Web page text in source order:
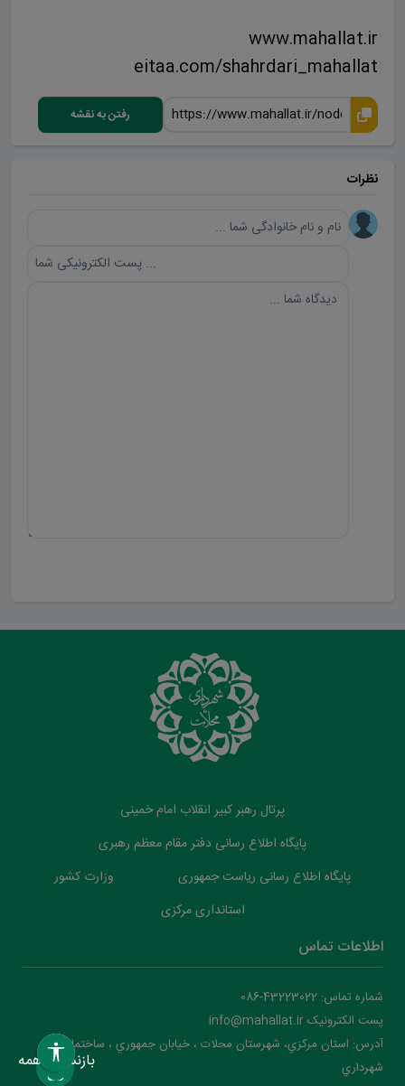
www.mahallat.ir
eitaa.com/shahrdari_mahallat
رفتن به نقشه
نظرات
پرتال رهبر کبیر انقلاب امام خمینی
پایگاه اطلاع رسانی دفتر مقام معظم رهبری
پایگاه اطلاع رسانی ریاست جمهوری
وزارت کشور
استانداری مرکزی
اطلاعات تماس
شماره تماس: 43223022-086
پست الکترونیک info@mahallat.ir
آدرس: استان مرکزي، شهرستان محلات ‌‌‌، خيابان جمهوري ، ساختمان
شهرداري
بازنشانی همه